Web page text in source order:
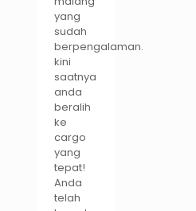
yang
sudah
berpengalaman.
kini
saatnya
anda
beralih
ke
cargo
yang
tepat!
Anda
telah